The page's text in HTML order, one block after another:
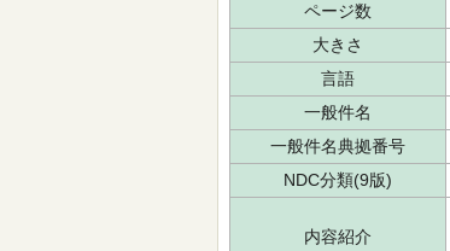
ページ数
大きさ
言語
一般件名
一般件名典拠番号
NDC分類(9版)
内容紹介